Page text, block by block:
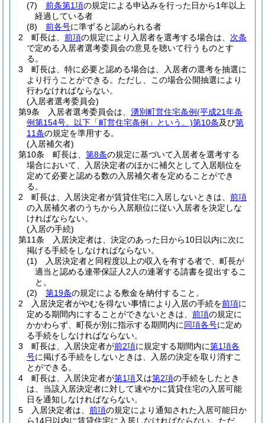
(7)
前条第1項の規定による申込みを行った日から1年以上
経過している者
(8)
前各号に準ずると認められる者
2
町長は、 前項の規定により入居者を選考する場合は、 次条
で定める入居者選考委員会の意見を聴いて行うものとす
る。
3
町長は、特に必要と認める場合は、入居者の選考を抽選に
より行うことができる。 ただし、この場合公開抽選により
行わなければならない。
(入居者選考委員会)
第9条
入居者選考委員会は、 湧別町営住宅条例(平成21年条
例第154号。以下「町営住宅条例」という。)第10条及び第
11条の規定を準用する。
(入居補欠者)
第10条
町長は、 第8条の規定に基づいて入居者を選考する
場合において、入居決定者のほかに補欠として入居順位を
定めて必要と認める数の入居補欠者を定めることができ
る。
2
町長は、入居決定者が賃貸住宅に入居しないときは、 前項
の入居補欠者のうちから入居順位に従い入居者を決定しな
ければならない。
(入居の手続)
第11条
入居決定者は、決定のあった日から10日以内に次に
掲げる手続をしなければならない。
(1)
入居決定者と同程度以上の収入を有する者で、町長が
適当と認める連帯保証人2人の連署する請書を提出するこ
と。
(2)
第19条の規定による敷金を納付すること。
2
入居決定者がやむを得ない事情により入居の手続を前項に
定める期間内にすることができないときは、 前項の規定に
かかわらず、町長が別に指示する期間内に同項各号に定め
る手続をしなければならない。
3
町長は、入居決定者が前2項に規定する期間内に第1項各
号に掲げる手続をしないときは、入居の決定を取り消すこ
とができる。
4
町長は、入居決定者が第1項又は第2項の手続をしたとき
は、当該入居決定者に対して速やかに賃貸住宅の入居可能
日を通知しなければならない。
5
入居決定者は、 前項の規定により通知された入居可能日か
ら14日以内に賃貸住宅に入居しなければならない。 ただ